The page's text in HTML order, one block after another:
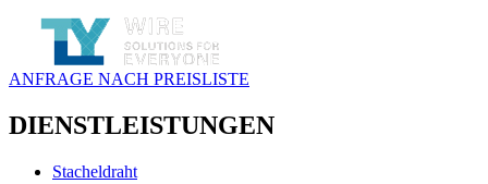
ANFRAGE NACH PREISLISTE
DIENSTLEISTUNGEN
Stacheldraht